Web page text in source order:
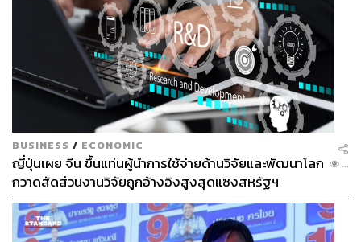
BUSINESS / ECONOMIC
ญี่ปุ่นเผย จีน ขึ้นแท่นผู้นำการใช้จ่ายด้านวิจัยและพัฒนาโลก
กวาดสัดส่วนงานวิจัยถูกอ้างอิงสูงสุดแซงสหรัฐฯ
...